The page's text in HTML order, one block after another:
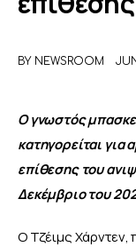
BY NEWSROOM
Ο γνωστός
κατηγορείται
επίθεσης του
Δεκέμβριο του
Ο Τζέιμς Χάρντεν,